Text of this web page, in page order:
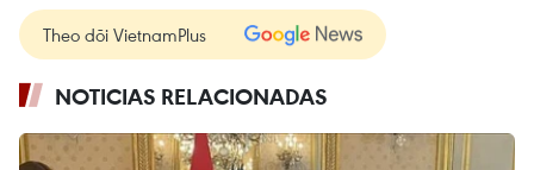
Theo dõi VietnamPlus
NOTICIAS RELACIONADAS